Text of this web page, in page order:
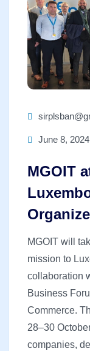
June 8, 2024
MGOIT
MGOIT will
mission to
collaboration
Business
Commerce.
28–30
companies,